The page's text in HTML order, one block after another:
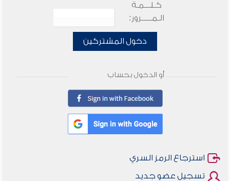
كـلـــمـة
الـمـــــرور:
دخول المشتركين
أو الدخول بحساب
استرجاع الرمز السري
تسجيل عضو جديد